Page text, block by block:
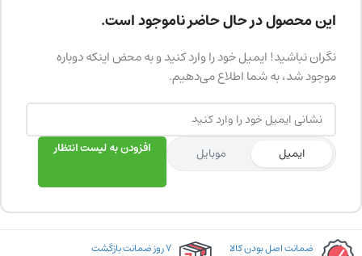
این محصول در حال حاضر ناموجود است.
نگران نباشید! ایمیل خود را وارد کنید و به محض اینکه دوباره
موجود شد، به شما اطلاع می‌دهیم.
ایمیل موبایل افزودن به لیست انتظار
ضمانت اصل بودن کالا ۷ روز ضمانت بازگشت